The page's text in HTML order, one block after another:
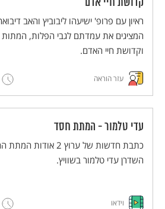
קדושת חיי אדם
ראיון עם פרופ' ישיעהו ליבוביץ והאב
המציגים את עמדתם לגבי הפלות,
וקדושת חיי האדם.
עזר הוראה
עדי טלמור - המתת חסד
כתבת חדשות של ערוץ 2
השדרן עדי טלמור בשוויץ.
וידאו